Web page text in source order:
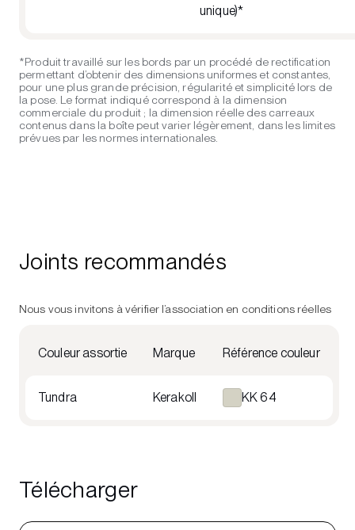
unique)*
*Produit travaillé sur les bords par un procédé de rectification
permettant d’obtenir des dimensions uniformes et constantes,
pour une plus grande précision, régularité et simplicité lors de
la pose. Le format indiqué correspond à la dimension
commerciale du produit ; la dimension réelle des carreaux
contenus dans la boîte peut varier légèrement, dans les limites
prévues par les normes internationales.
Joints recommandés
Nous vous invitons à vérifier l’association en conditions réelles
Couleur assortie Marque Référence couleur
Tundra Kerakoll KK 64
Télécharger